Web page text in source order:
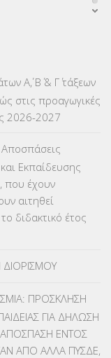
(12)
Α΄, Β΄ & Γ΄ τάξεων
στις προαγωγικές
2026-2027
Εκπαίδευσης
που έχουν
αιτηθεί
διδακτικό έτος
ΔΙΟΡΙΣΜΟΥ
ΠΡΟΣΚΛΗΣΗ
ΓΙΑ ΔΗΛΩΣΗ
ΑΠΟΣΠΑΣΗ ΕΝΤΟΣ
ΑΠΟ ΑΛΛΑ ΠΥΣΔΕ,